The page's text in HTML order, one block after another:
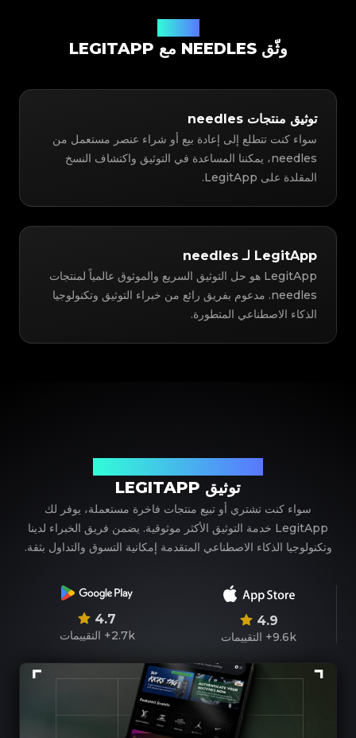
وثّق NEEDLES مع LEGITAPP
توثيق منتجات needles
سواء كنت تتطلع إلى إعادة بيع أو شراء عنصر مستعمل من
needles، يمكننا المساعدة في التوثيق واكتشاف النسخ
المقلدة على LegitApp.
LegitApp لـ needles
LegitApp هو حل التوثيق السريع والموثوق عالمياً لمنتجات
needles. مدعوم بفريق رائع من خبراء التوثيق وتكنولوجيا
الذكاء الاصطناعي المتطورة.
توثيق LEGITAPP
سواء كنت تشتري أو تبيع منتجات فاخرة مستعملة، يوفر لك
LegitApp خدمة التوثيق الأكثر موثوقية. يضمن فريق الخبراء لدينا
وتكنولوجيا الذكاء الاصطناعي المتقدمة إمكانية التسوق والتداول بثقة.
4.9
9.6k+ التقييمات
4.7
2.7k+ التقييمات